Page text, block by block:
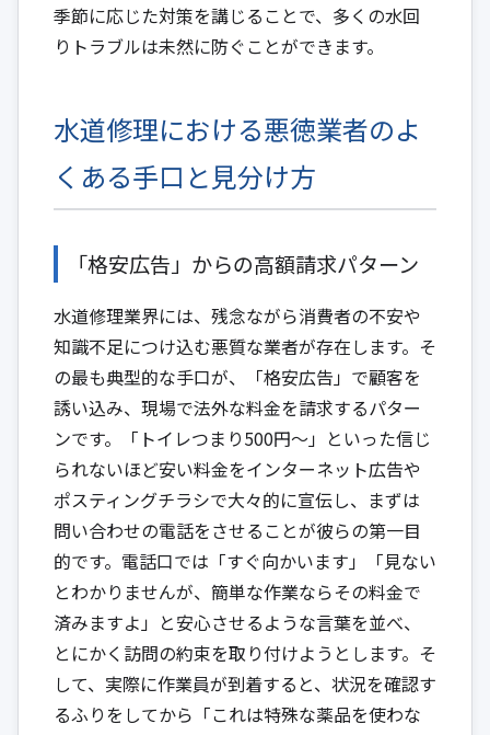
季節に応じた対策を講じることで、多くの水回
りトラブルは未然に防ぐことができます。
水道修理における悪徳業者のよ
くある手口と見分け方
「格安広告」からの高額請求パターン
水道修理業界には、残念ながら消費者の不安や
知識不足につけ込む悪質な業者が存在します。そ
の最も典型的な手口が、「格安広告」で顧客を
誘い込み、現場で法外な料金を請求するパター
ンです。「トイレつまり500円～」といった信じ
られないほど安い料金をインターネット広告や
ポスティングチラシで大々的に宣伝し、まずは
問い合わせの電話をさせることが彼らの第一目
的です。電話口では「すぐ向かいます」「見ない
とわかりませんが、簡単な作業ならその料金で
済みますよ」と安心させるような言葉を並べ、
とにかく訪問の約束を取り付けようとします。そ
して、実際に作業員が到着すると、状況を確認す
るふりをしてから「これは特殊な薬品を使わな